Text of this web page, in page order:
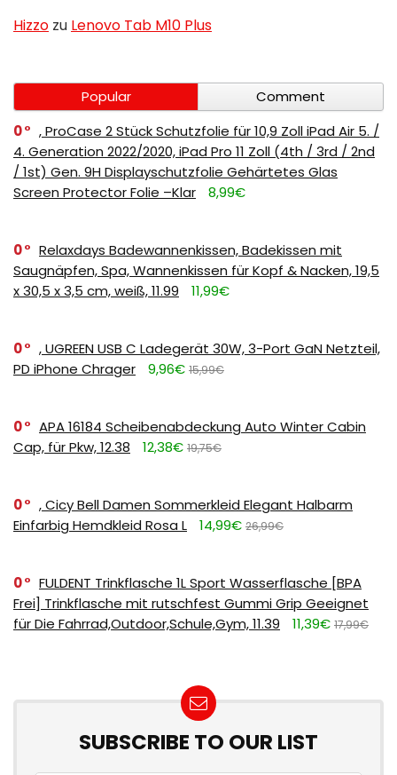
Hizzo zu Lenovo Tab M10 Plus
Popular
Comment
0
, ProCase 2 Stück Schutzfolie für 10,9 Zoll iPad Air 5. /
4. Generation 2022/2020, iPad Pro 11 Zoll (4th / 3rd / 2nd
/ 1st) Gen. 9H Displayschutzfolie Gehärtetes Glas
Screen Protector Folie –Klar
8,99€
0
Relaxdays Badewannenkissen, Badekissen mit
Saugnäpfen, Spa, Wannenkissen für Kopf & Nacken, 19,5
x 30,5 x 3,5 cm, weiß, 11.99
11,99€
0
, UGREEN USB C Ladegerät 30W, 3-Port GaN Netzteil,
PD iPhone Chrager
9,96€ 15,99€
0
APA 16184 Scheibenabdeckung Auto Winter Cabin
Cap, für Pkw, 12.38
12,38€ 19,75€
0
, Cicy Bell Damen Sommerkleid Elegant Halbarm
Einfarbig Hemdkleid Rosa L
14,99€ 26,99€
0
FULDENT Trinkflasche 1L Sport Wasserflasche [BPA
Frei] Trinkflasche mit rutschfest Gummi Grip Geeignet
für Die Fahrrad,Outdoor,Schule,Gym, 11.39
11,39€ 17,99€
SUBSCRIBE TO OUR LIST